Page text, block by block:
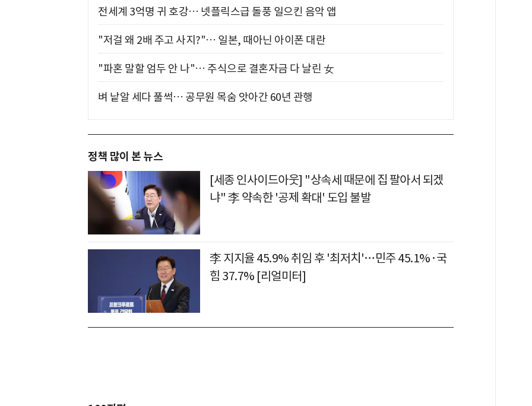
전세계 3억명 귀 호강… 넷플릭스급 돌풍 일으킨 음악 앱
"저걸 왜 2배 주고 사지?"… 일본, 때아닌 아이폰 대란
"파혼 말할 엄두 안 나"… 주식으로 결혼자금 다 날린 女
벼 낱알 세다 풀썩… 공무원 목숨 앗아간 60년 관행
정책 많이 본 뉴스
[세종 인사이드아웃] "상속세 때문에 집 팔아서 되겠
냐" 李 약속한 '공제 확대' 도입 불발
李 지지율 45.9% 취임 후 '최저치'…민주 45.1%·국
힘 37.7% [리얼미터]